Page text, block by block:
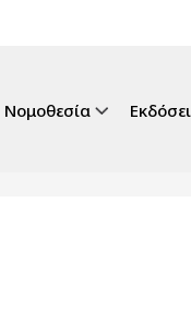
Νομοθεσία